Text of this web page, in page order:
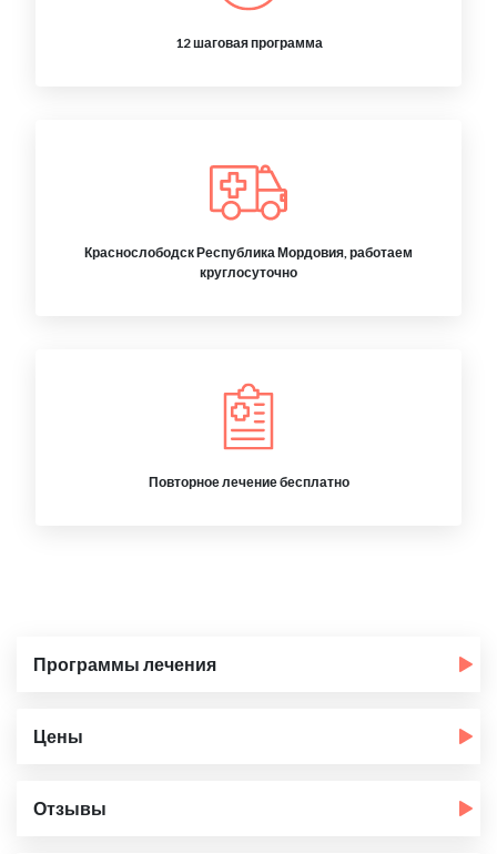
12 шаговая программа
Краснослободск Республика Мордовия, работаем
круглосуточно
Повторное лечение бесплатно
Программы лечения
Цены
Отзывы